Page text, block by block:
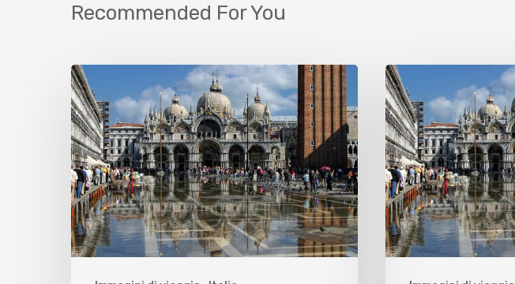
Recommended For You